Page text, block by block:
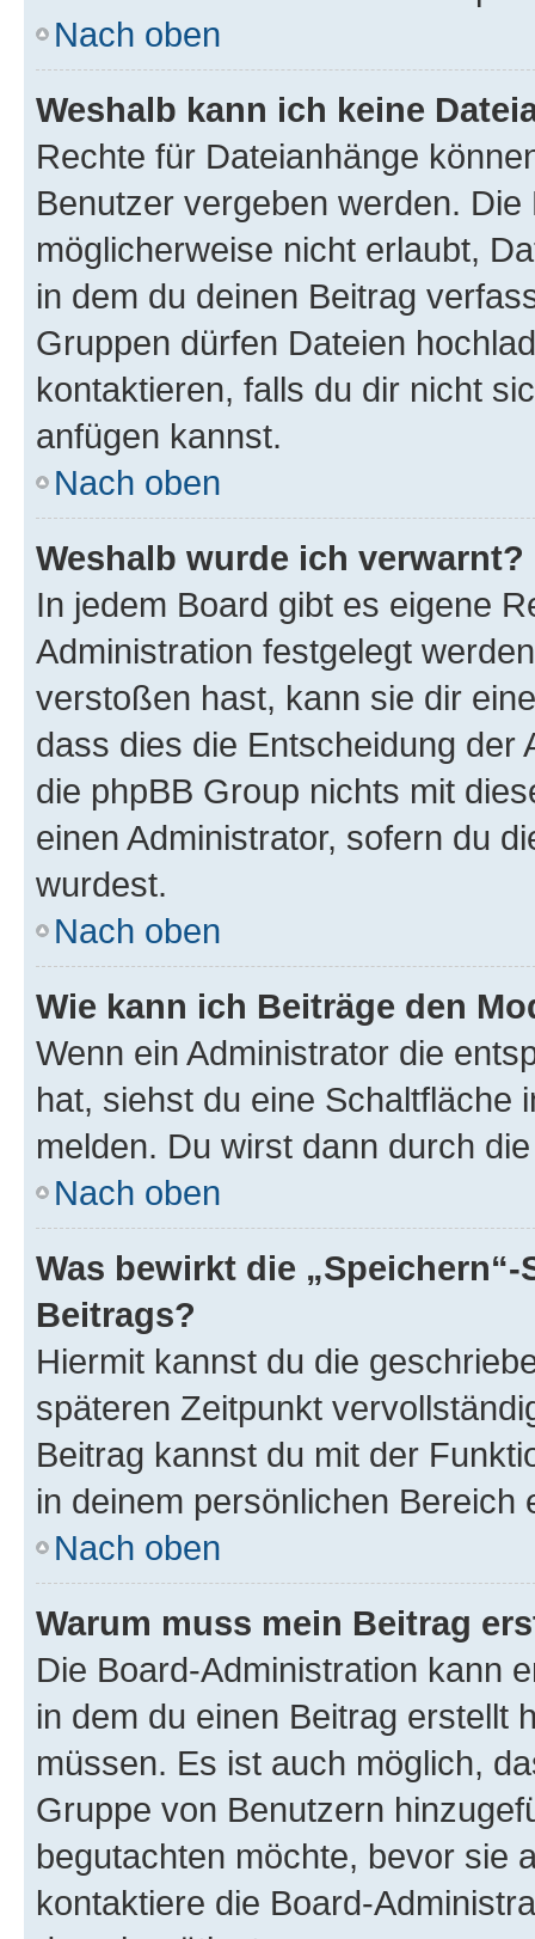
Nach oben
Weshalb kann ich keine
Rechte für Dateianhänge
Benutzer vergeben werden.
möglicherweise nicht erlaubt,
in dem du deinen Beitrag
Gruppen dürfen Dateien
kontaktieren, falls du dir nicht
anfügen kannst.
Nach oben
Weshalb wurde ich verwarnt?
In jedem Board gibt es eigene
Administration festgelegt
verstoßen hast, kann sie dir
dass dies die Entscheidung der
die phpBB Group nichts mit
einen Administrator, sofern du
wurdest.
Nach oben
Wie kann ich Beiträge den
Wenn ein Administrator die
hat, siehst du eine Schaltfläche
melden. Du wirst dann durch
Nach oben
Was bewirkt die
Beitrags?
Hiermit kannst du die
späteren Zeitpunkt
Beitrag kannst du mit der
in deinem persönlichen Bereich
Nach oben
Warum muss mein Beitrag
Die Board-Administration kann
in dem du einen Beitrag erstellt
müssen. Es ist auch möglich,
Gruppe von Benutzern
begutachten möchte, bevor sie
kontaktiere die Board-